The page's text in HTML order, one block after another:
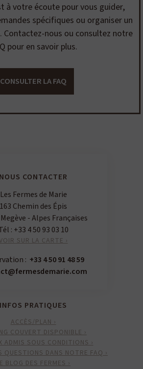
à votre écoute pour vous guider,
spécifiques ou organiser un
Contactez-nous ou consultez notre
pour en savoir plus.
CONSULTER LA FAQ
NOUS CONTACTER
Les Fermes de Marie
163 Chemin des Épis
- Alpes Françaises
: +33 4 50 93 03 10
SUR LA CARTE ›
: +33 4 50 91 48 59
INFOS PRATIQUES
ACCÈS/PLAN ›
COUVERT DISPONIBLE ›
ADMIS SOUS CONDITIONS ›
QUESTIONS DANS NOTRE FAQ ›
BLOG DES FERMES ›